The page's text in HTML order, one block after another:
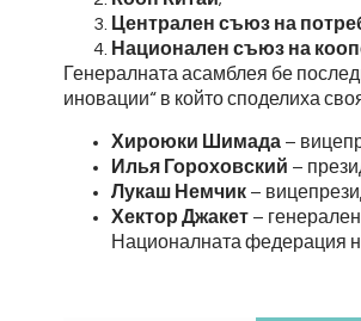
Централен съюз на
Национален съюз на
Генералната асамблея бе
иновации“ в който споделиха
Хироюки Шимада–
Илья Гороховский –
Лукаш Немчик–
Хектор Джакет–
Националната федерация